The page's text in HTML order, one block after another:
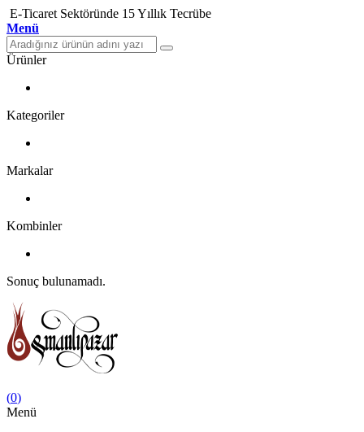
E-Ticaret Sektöründe 15 Yıllık Tecrübe
Menü
Ürünler
Kategoriler
Markalar
Kombinler
Sonuç bulunamadı.
(0)
Menü